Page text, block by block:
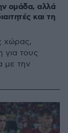
ομάδα, αλλά
και τη
χώρας,
για τους
με την